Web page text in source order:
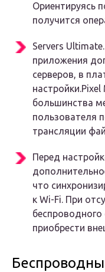
Ориентируясь
получится
Servers
приложения
серверов, в
большинства
пользователя
трансляции
Перед
что
к Wi-Fi. При
приобрести